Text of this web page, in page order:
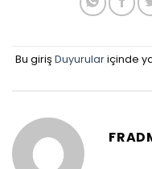
Bu giriş Duyurulariçinde